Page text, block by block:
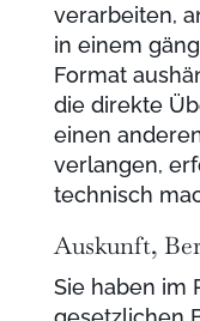
verarbeiten,
in einem
Format
die direkte
einen
verlangen,
technisch
Auskunft,
Sie haben im